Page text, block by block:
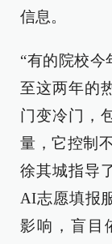
信息。
“有的院校
至这两年的
门变冷门，
量，它控制
徐其城指导
AI志愿填报
影响，盲目